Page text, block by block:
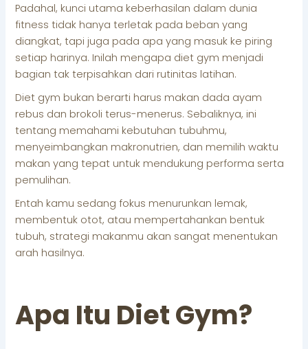
Padahal, kunci utama keberhasilan dalam dunia
fitness tidak hanya terletak pada beban yang
diangkat, tapi juga pada apa yang masuk ke piring
setiap harinya. Inilah mengapa diet gym menjadi
bagian tak terpisahkan dari rutinitas latihan.
Diet gym bukan berarti harus makan dada ayam
rebus dan brokoli terus-menerus. Sebaliknya, ini
tentang memahami kebutuhan tubuhmu,
menyeimbangkan makronutrien, dan memilih waktu
makan yang tepat untuk mendukung performa serta
pemulihan.
Entah kamu sedang fokus menurunkan lemak,
membentuk otot, atau mempertahankan bentuk
tubuh, strategi makanmu akan sangat menentukan
arah hasilnya.
Apa Itu Diet Gym?